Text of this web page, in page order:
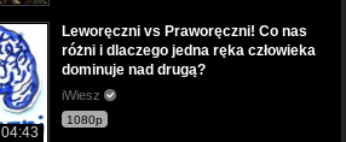
04:43
Leworęczni vs Praworęczni! Co nas
różni i dlaczego jedna ręka człowieka
dominuje nad drugą?
iWiesz
1080p